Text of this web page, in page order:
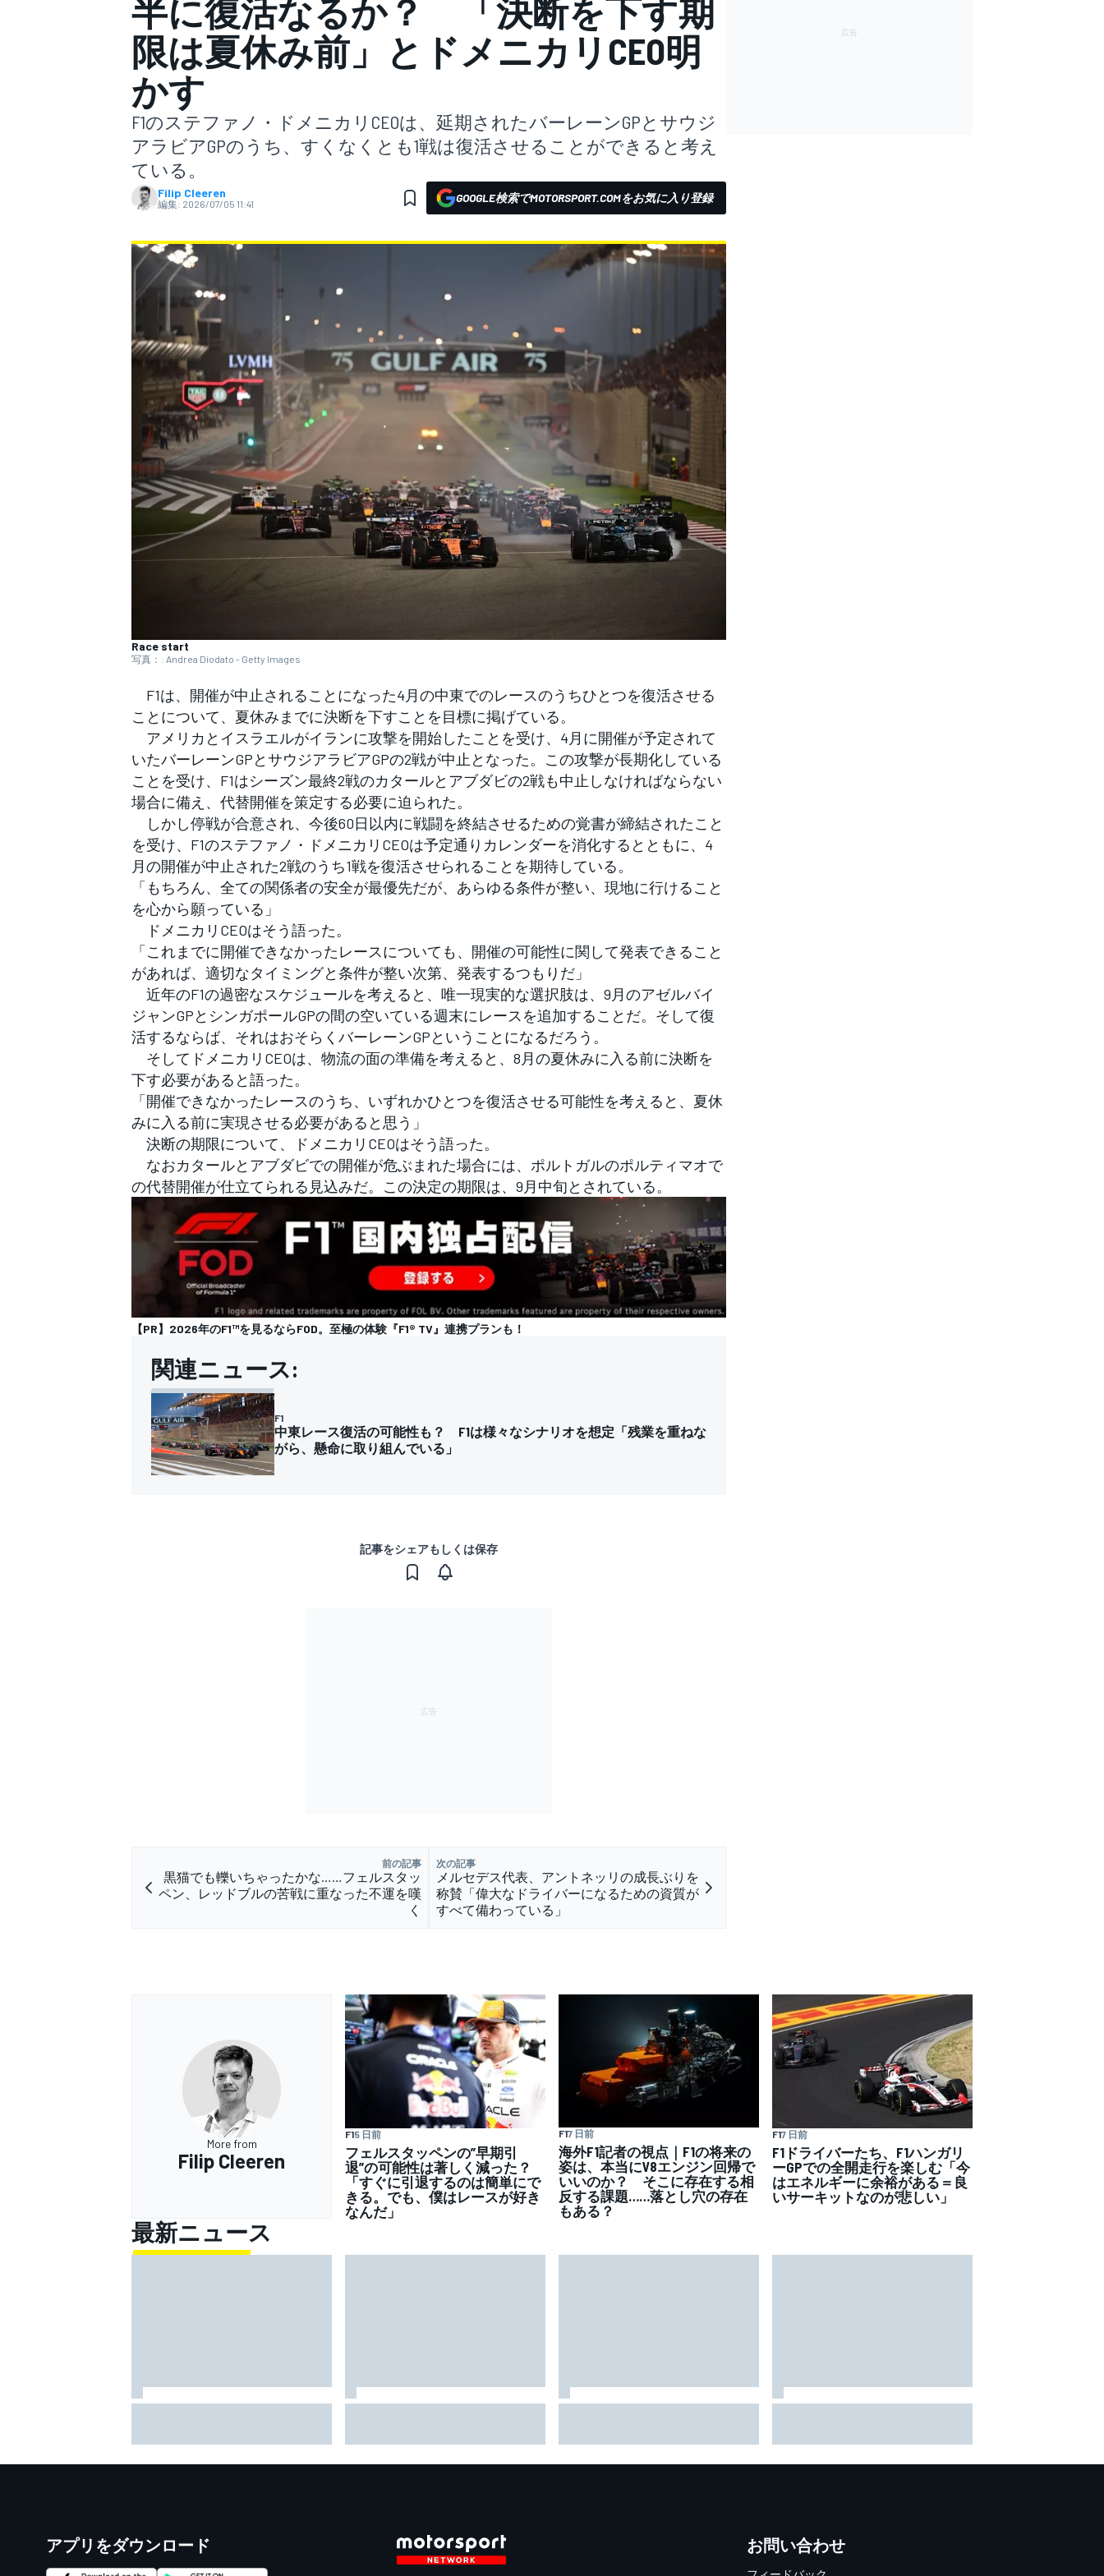
スーパーフォーミュラ
WEC
フォーミュラE
すべてのカテゴリー
半に復活なるか？ 「決断を下す期
限は夏休み前」とドメニカリCEO明
かす
F1のステファノ・ドメニカリCEOは、延期されたバーレーンGPとサウジ
アラビアGPのうち、すくなくとも1戦は復活させることができると考え
ている。
Filip Cleeren
編集: 2026/07/05 11:41 GOOGLE検索でMOTORSPORT.COMをお気に入り登録
Race start
写真：: Andrea Diodato - Getty Images
F1は、開催が中止されることになった4月の中東でのレースのうちひとつを復活させる
ことについて、夏休みまでに決断を下すことを目標に掲げている。
アメリカとイスラエルがイランに攻撃を開始したことを受け、4月に開催が予定されて
いたバーレーンGPとサウジアラビアGPの2戦が中止となった。この攻撃が長期化している
ことを受け、F1はシーズン最終2戦のカタールとアブダビの2戦も中止しなければならない
場合に備え、代替開催を策定する必要に迫られた。
しかし停戦が合意され、今後60日以内に戦闘を終結させるための覚書が締結されたこと
を受け、F1のステファノ・ドメニカリCEOは予定通りカレンダーを消化するとともに、4
月の開催が中止された2戦のうち1戦を復活させられることを期待している。
「もちろん、全ての関係者の安全が最優先だが、あらゆる条件が整い、現地に行けること
を心から願っている」
ドメニカリCEOはそう語った。
「これまでに開催できなかったレースについても、開催の可能性に関して発表できること
があれば、適切なタイミングと条件が整い次第、発表するつもりだ」
近年のF1の過密なスケジュールを考えると、唯一現実的な選択肢は、9月のアゼルバイ
ジャンGPとシンガポールGPの間の空いている週末にレースを追加することだ。そして復
活するならば、それはおそらくバーレーンGPということになるだろう。
そしてドメニカリCEOは、物流の面の準備を考えると、8月の夏休みに入る前に決断を
下す必要があると語った。
「開催できなかったレースのうち、いずれかひとつを復活させる可能性を考えると、夏休
みに入る前に実現させる必要があると思う」
決断の期限について、ドメニカリCEOはそう語った。
なおカタールとアブダビでの開催が危ぶまれた場合には、ポルトガルのポルティマオで
の代替開催が仕立てられる見込みだ。この決定の期限は、9月中旬とされている。
【PR】2026年のF1™を見るならFOD。至極の体験『F1® TV』連携プランも！
関連ニュース:
F1
中東レース復活の可能性も？ F1は様々なシナリオを想定「残業を重ねな
がら、懸命に取り組んでいる」
記事をシェアもしくは保存
前の記事
黒猫でも轢いちゃったかな……フェルスタッ
ペン、レッドブルの苦戦に重なった不運を嘆
く
次の記事
メルセデス代表、アントネッリの成長ぶりを
称賛「偉大なドライバーになるための資質が
すべて備わっている」
More from
Filip Cleeren
F15 日前
フェルスタッペンの”早期引
退”の可能性は著しく減った？
「すぐに引退するのは簡単にで
きる。でも、僕はレースが好き
なんだ」
F17 日前
海外F1記者の視点｜F1の将来の
姿は、本当にV8エンジン回帰で
いいのか？ そこに存在する相
反する課題……落とし穴の存在
もある？
F17 日前
F1ドライバーたち、F1ハンガリ
ーGPでの全開走行を楽しむ「今
はエネルギーに余裕がある＝良
いサーキットなのが悲しい」
最新ニュース
8戦で予選Q3進出の牧野任祐、
ン！ 小椋藍が3番手フロント
のライバル野村も称賛「上手い
り限界まで攻め切ることができ
アプリをダウンロード お問い合わせ